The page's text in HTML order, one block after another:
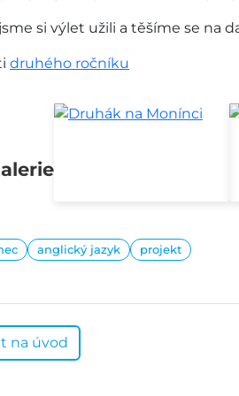
si výlet užili a těšíme se na
druhého ročníku
anglický jazyk projekt
na úvod